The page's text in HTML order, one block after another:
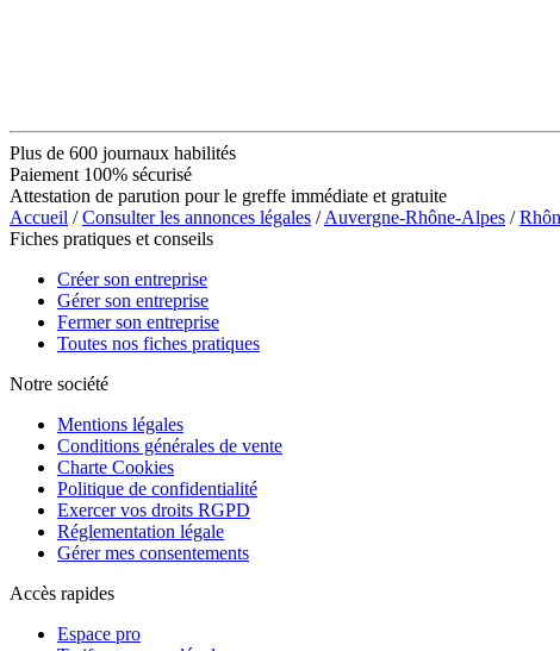
Plus de 600 journaux habilités
Paiement 100% sécurisé
Attestation de parution pour le greffe immédiate et gratuite
Accueil /Consulter les annonces légales /Auvergne-Rhône-Alpes /
Fiches pratiques et conseils
Créer son entreprise
Gérer son entreprise
Fermer son entreprise
Toutes nos fiches pratiques
Notre société
Mentions légales
Conditions générales de vente
Charte Cookies
Politique de confidentialité
Exercer vos droits RGPD
Réglementation légale
Gérer mes consentements
Accès rapides
Espace pro